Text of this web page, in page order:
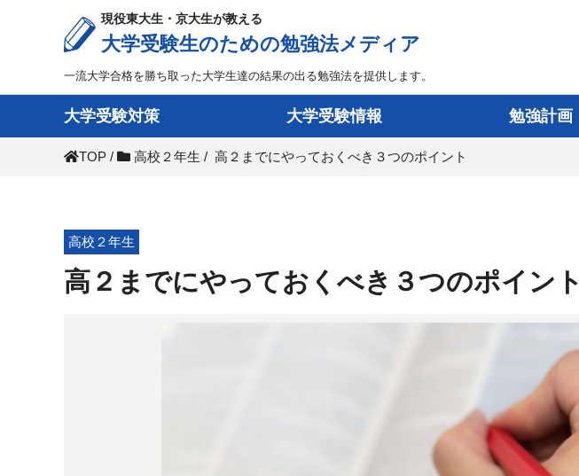
現役東大生・京大生が教える
大学受験生のための勉強法メディア
一流大学合格を勝ち取った大学生達の結果の出る勉強法を提供します。
大学受験対策 大学受験情報 勉強計画
TOP / 高校２年生 / 高２までにやっておくべき３つのポイント
高校２年生
高２までにやっておくべき３つのポイント